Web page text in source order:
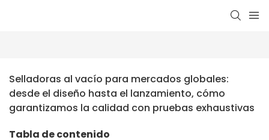
Selladoras al vacío para mercados globales:
desde el diseño hasta el lanzamiento, cómo
garantizamos la calidad con pruebas exhaustivas
Tabla de contenido